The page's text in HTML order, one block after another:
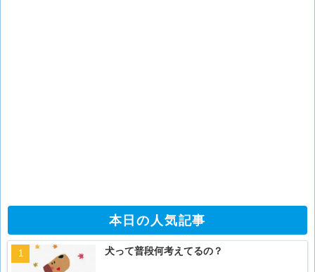
本日の人気記事
犬って普段何考えてるの？